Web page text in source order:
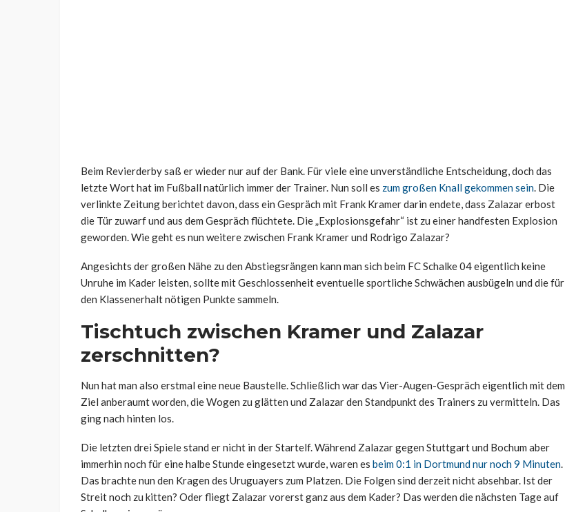
Beim Revierderby saß er wieder nur auf der Bank. Für viele eine unverständliche Entscheidung, doch das
letzte Wort hat im Fußball natürlich immer der Trainer. Nun soll es zum großen Knall gekommen sein. Die
verlinkte Zeitung berichtet davon, dass ein Gespräch mit Frank Kramer darin endete, dass Zalazar erbost
die Tür zuwarf und aus dem Gespräch flüchtete. Die „Explosionsgefahr“ ist zu einer handfesten Explosion
geworden. Wie geht es nun weitere zwischen Frank Kramer und Rodrigo Zalazar?
Angesichts der großen Nähe zu den Abstiegsrängen kann man sich beim FC Schalke 04 eigentlich keine
Unruhe im Kader leisten, sollte mit Geschlossenheit eventuelle sportliche Schwächen ausbügeln und die für
den Klassenerhalt nötigen Punkte sammeln.
Tischtuch zwischen Kramer und Zalazar
zerschnitten?
Nun hat man also erstmal eine neue Baustelle. Schließlich war das Vier-Augen-Gespräch eigentlich mit dem
Ziel anberaumt worden, die Wogen zu glätten und Zalazar den Standpunkt des Trainers zu vermitteln. Das
ging nach hinten los.
Die letzten drei Spiele stand er nicht in der Startelf. Während Zalazar gegen Stuttgart und Bochum aber
immerhin noch für eine halbe Stunde eingesetzt wurde, waren es beim 0:1 in Dortmund nur noch 9 Minuten.
Das brachte nun den Kragen des Uruguayers zum Platzen. Die Folgen sind derzeit nicht absehbar. Ist der
Streit noch zu kitten? Oder fliegt Zalazar vorerst ganz aus dem Kader? Das werden die nächsten Tage auf